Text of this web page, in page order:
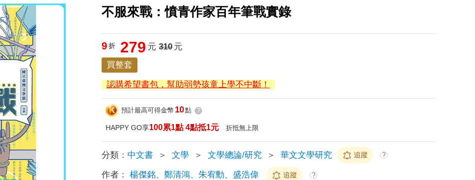
不服來戰：憤青作家百年筆戰實錄
9 折 279 元 310元
買整套
認購希望書包，幫助弱勢孩童上學不中斷！
預計最高可得金幣 10點 ?
HAPPY GO享100累1點 4點抵1元 折抵無上限
分類： 中文書 ＞ 文學 ＞ 文學總論/研究 ＞ 華文文學研究 追蹤 ?
作者： 楊傑銘、鄭清鴻、朱宥勳、盛浩偉 追蹤 ?